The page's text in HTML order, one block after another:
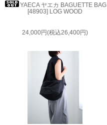
YAECA ヤエカ BAGUETTE BAG
[48903] LOG WOOD
24,000円(税込26,400円)